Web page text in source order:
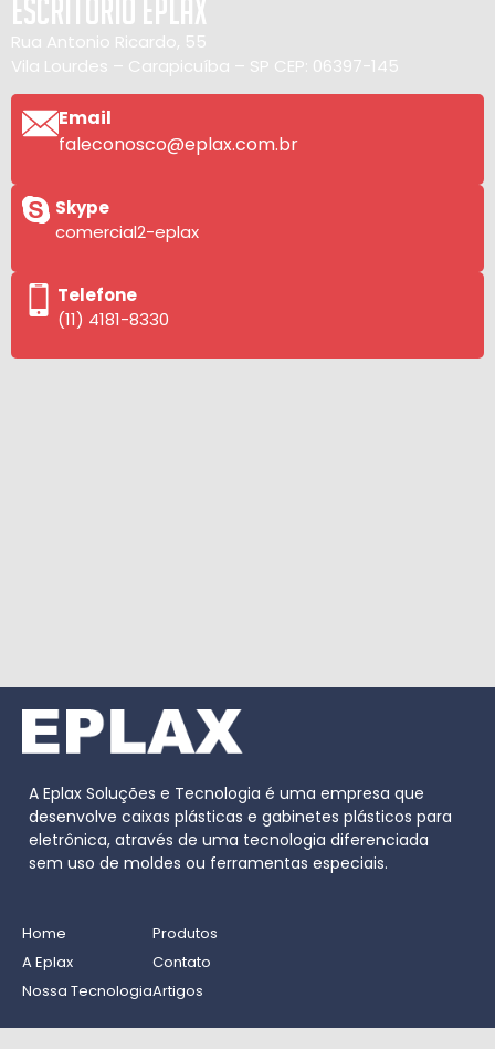
Escritório Eplax
Rua Antonio Ricardo, 55
Vila Lourdes – Carapicuíba – SP CEP: 06397-145
Email
faleconosco@eplax.com.br
Skype
comercial2-eplax
Telefone
(11) 4181-8330
A Eplax Soluções e Tecnologia é uma empresa que
desenvolve caixas plásticas e gabinetes plásticos para
eletrônica, através de uma tecnologia diferenciada
sem uso de moldes ou ferramentas especiais.
Home
A Eplax
Nossa Tecnologia
Produtos
Contato
Artigos